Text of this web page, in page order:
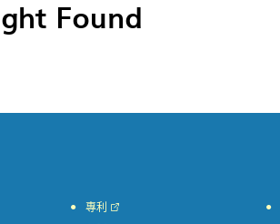
Found
專利